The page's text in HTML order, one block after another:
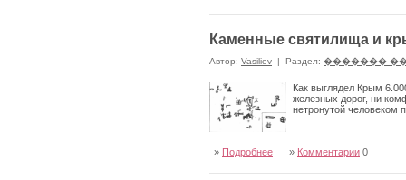
Каменные святилища и
Автор: Vasiliev | Раздел: �������
Как выглядел Крым
железных дорог, ни
нетронутой человеком
» Подробнее » Комментарии 0